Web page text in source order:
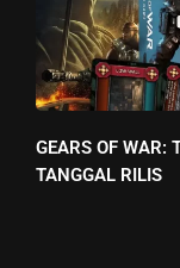
GEARS OF WAR:
TANGGAL RILIS